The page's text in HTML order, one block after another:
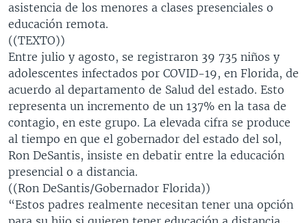
CIENCIA Y SALUD
VISIÓN 360
LAS CLAVES
PANORAMA
AUDIONOTICIAS
BUENOS DÍAS AMÉRICA
ESTADOS UNIDOS AL DÍA
EL MUNDO AL DÍA [RADIO]
FORO [RADIO]
DEPORTIVO INTERNACIONAL
NOTA ECONÓMICA
ENTRETENIMIENTO
DOCUMENTALES DE LA VOA
Learning English
SÍGANOS
Idiomas
asistencia de los menores a clases presenciales o
educación remota.
((TEXTO))
Entre julio y agosto, se registraron 39 735 niños y
adolescentes infectados por COVID-19, en Florida, de
acuerdo al departamento de Salud del estado. Esto
representa un incremento de un 137% en la tasa de
contagio, en este grupo. La elevada cifra se produce
al tiempo en que el gobernador del estado del sol,
Ron DeSantis, insiste en debatir entre la educación
presencial o a distancia.
((Ron DeSantis/Gobernador Florida))
“Estos padres realmente necesitan tener una opción